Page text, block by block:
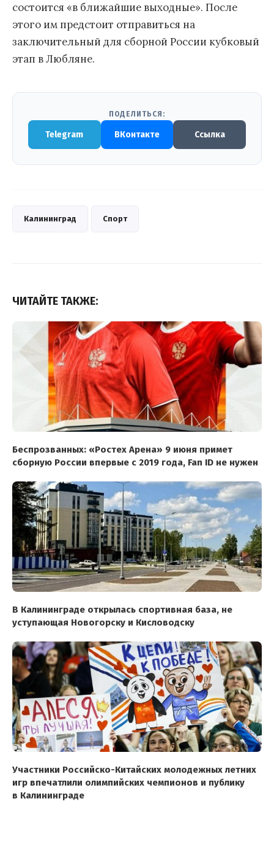
состоится «в ближайшие выходные». После
этого им предстоит отправиться на
заключительный для сборной России кубковый
этап в Любляне.
ПОДЕЛИТЬСЯ:
Telegram ВКонтакте Ссылка
Калининград Спорт
ЧИТАЙТЕ ТАКЖЕ:
Беспрозванных: «Ростех Арена» 9 июня примет
сборную России впервые с 2019 года, Fan ID не нужен
В Калининграде открылась спортивная база, не
уступающая Новогорску и Кисловодску
Участники Российско-Китайских молодежных летних
игр впечатлили олимпийских чемпионов и публику
в Калининграде